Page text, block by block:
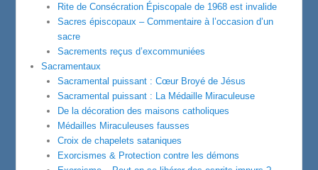
Rite de Consécration Épiscopale de 1968 est invalide
Sacres épiscopaux – Commentaire à l’occasion d’un
sacre
Sacrements reçus d’excommuniées
Sacramentaux
Sacramental puissant : Cœur Broyé de Jésus
Sacramental puissant : La Médaille Miraculeuse
De la décoration des maisons catholiques
Médailles Miraculeuses fausses
Croix de chapelets sataniques
Exorcismes & Protection contre les démons